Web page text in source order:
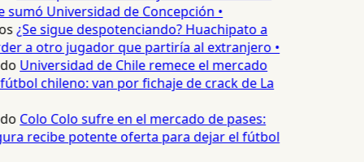
Universidad de Concepción •
¿Se sigue despotenciando? Huachipato a
a otro jugador que partiría al extranjero •
Universidad de Chile remece el mercado
chileno: van por fichaje de crack de La
Colo Colo sufre en el mercado de pases:
recibe potente oferta para dejar el fútbol